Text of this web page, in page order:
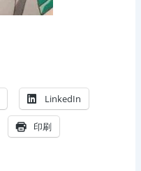
LinkedIn
印刷